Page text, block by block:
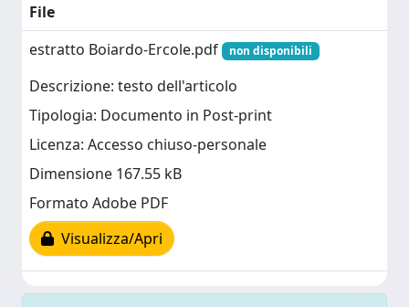
File
estratto Boiardo-Ercole.pdf
non disponibili
Descrizione: testo dell'articolo
Tipologia: Documento in Post-print
Licenza: Accesso chiuso-personale
Dimensione 167.55 kB
Formato Adobe PDF
Visualizza/Apri